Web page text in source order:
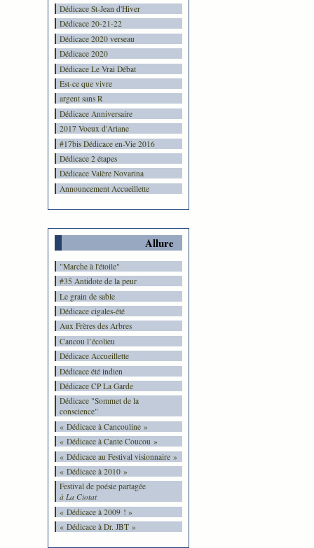
Dédicace St-Jean d'Hiver
Dédicace 20-21-22
Dédicace 2020 verseau
Dédicace 2020
Dédicace Le Vrai Débat
Est-ce que vivre
argent sans R
Dédicace Anniversaire
2017 Voeux d'Ariane
#17bis Dédicace en-Vie 2016
Dédicace 2 étapes
Dédicace Valère Novarina
Announcement Accueillette
Allure
"Marche à l'étoile"
#35 Antidote de la peur
Le grain de sable
Dédicace cigales-été
Aux Frères des Arbres
Cancou l’écolieu
Dédicace Accueillette
Dédicace été indien
Dédicace CP La Garde
Dédicace "Sommet de la
conscience"
« Dédicace à Cancouline »
« Dédicace à Cante Coucou »
« Dédicace au Festival visionnaire »
« Dédicace à 2010 »
Festival de poésie partagée
à La Ciotat
« Dédicace à 2009 ! »
« Dédicace à Dr. JBT »